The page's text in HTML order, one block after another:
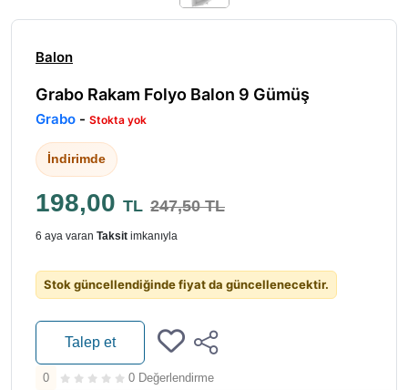
Balon
Grabo Rakam Folyo Balon 9 Gümüş
Grabo - Stokta yok
İndirimde
198,00 TL 247,50 TL
6 aya varan Taksit imkanıyla
Stok güncellendiğinde fiyat da güncellenecektir.
Talep et
0 0 Değerlendirme